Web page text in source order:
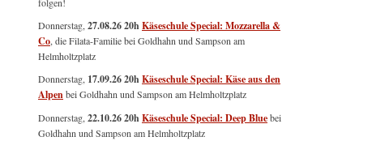
Donnerstag, 27.08.26 20hKäseschule Special: Mozzarella &
Co , die Filata-Familie bei Goldhahn und Sampson am
Helmholtzplatz
Donnerstag, 17.09.26 20hKäseschule Special: Käse aus den
Alpenbei Goldhahn und Sampson am Helmholtzplatz
Donnerstag, 22.10.26 20hKäseschule Special: Deep Bluebei
Goldhahn und Sampson am Helmholtzplatz